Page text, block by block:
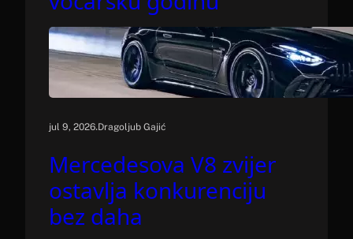
jul 9, 2026.Dragoljub Gajić
Mercedesova V8 zvijer
ostavlja konkurenciju
bez daha